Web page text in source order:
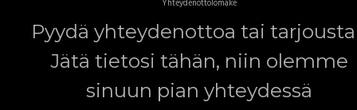
Yhteydenottolomake
Pyydä yhteydenottoa tai
Jätä tietosi tähän, niin olemme
sinuun pian yhteydessä